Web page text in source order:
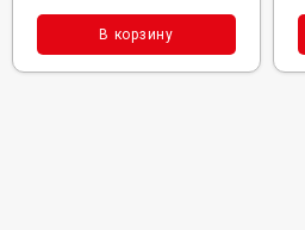
В корзину